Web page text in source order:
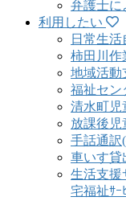
弁護士に
利用したい
日常生
柿田川作
地域活動
福祉セン
清水町児
放課後児
手話通訳
車いす貸
生活支援
宅福祉ｻｰﾋ